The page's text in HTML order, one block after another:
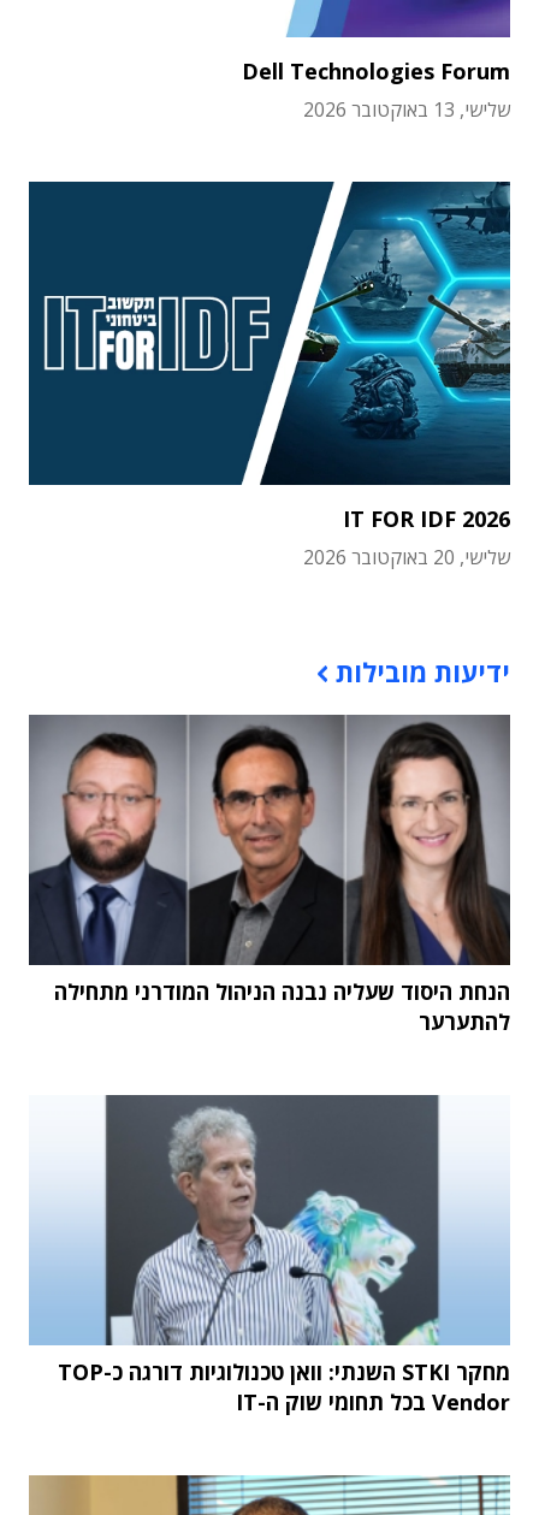
Dell Technologies Forum
שלישי, 13 באוקטובר 2026
IT FOR IDF 2026
שלישי, 20 באוקטובר 2026
ידיעות מובילות
הנחת היסוד שעליה נבנה הניהול המודרני מתחילה
להתערער
מחקר STKI השנתי: וואן טכנולוגיות דורגה כ-TOP
Vendor בכל תחומי שוק ה-IT